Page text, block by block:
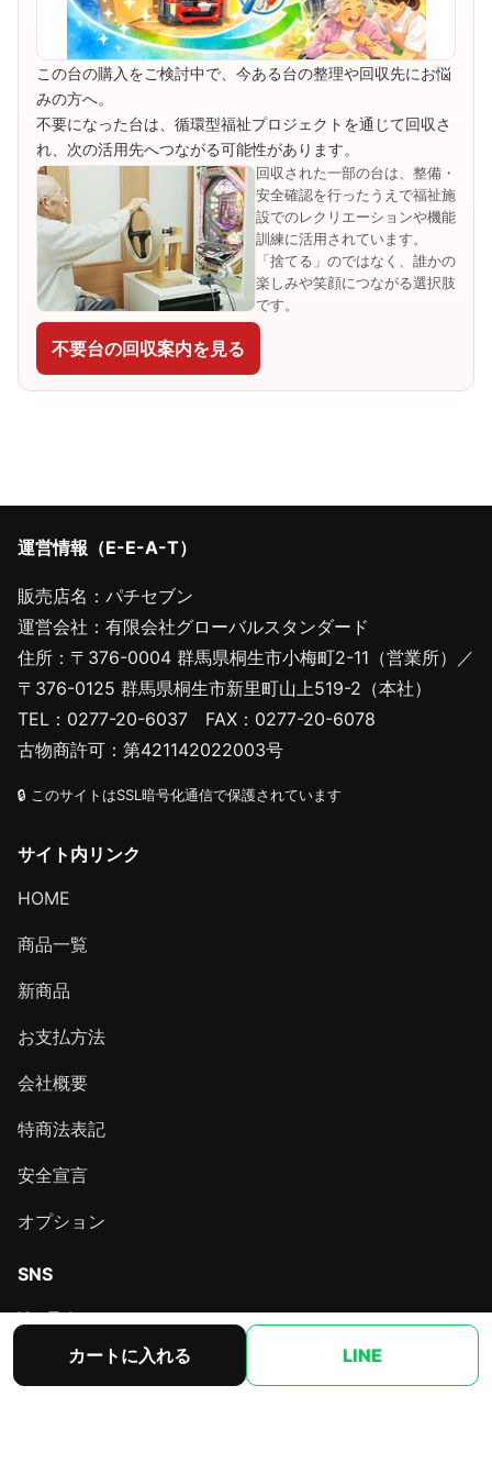
この台の購入をご検討中で、今ある台の整理や回収先にお悩
みの方へ。
不要になった台は、循環型福祉プロジェクトを通じて回収さ
れ、次の活用先へつながる可能性があります。
回収された一部の台は、整備・
安全確認を行ったうえで福祉施
設でのレクリエーションや機能
訓練に活用されています。
「捨てる」のではなく、誰かの
楽しみや笑顔につながる選択肢
です。
不要台の回収案内を見る
カートに入れる LINE
運営情報（E-E-A-T）
販売店名：パチセブン
運営会社：有限会社グローバルスタンダード
住所：〒376-0004 群馬県桐生市小梅町2-11（営業所）／
〒376-0125 群馬県桐生市新里町山上519-2（本社）
TEL：0277-20-6037 FAX：0277-20-6078
古物商許可：第421142022003号
🔒 このサイトはSSL暗号化通信で保護されています
サイト内リンク
HOME
商品一覧
新商品
お支払方法
会社概要
特商法表記
安全宣言
オプション
SNS
YouTube
X（@pachi7_net）